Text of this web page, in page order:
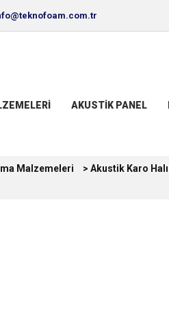
AKUSTIK PANEL
Malzemeleri > Akustik Karo Halı